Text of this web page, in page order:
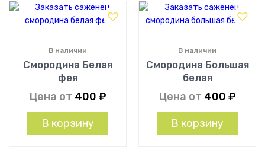
Смородина Белая
фея
В наличии
Цена от 400 ₽
В корзину
Смородина Большая
белая
В наличии
Цена от 400 ₽
В корзину